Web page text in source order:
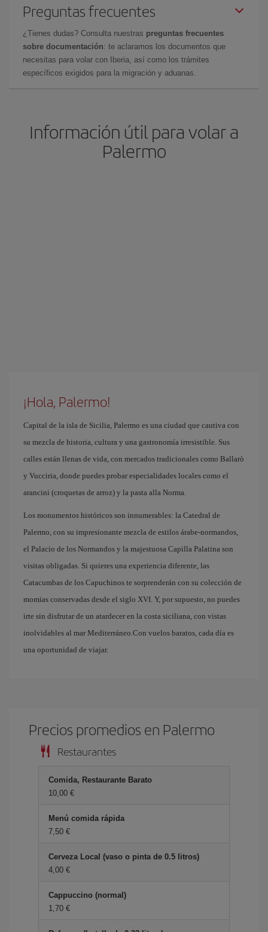
Preguntas frecuentes
¿Tienes dudas? Consulta nuestras preguntas frecuentes
sobre documentación: te aclaramos los documentos que
necesitas para volar con Iberia, así como los trámites
específicos exigidos para la migración y aduanas.
Información útil para volar a
Palermo
¡Hola, Palermo!
Capital de la isla de Sicilia, Palermo es una ciudad que cautiva con
su mezcla de historia, cultura y una gastronomía irresistible. Sus
calles están llenas de vida, con mercados tradicionales como Ballarò
y Vucciria, donde puedes probar especialidades locales como el
arancini (croquetas de arroz) y la pasta alla Norma.
Los monumentos históricos son innumerables: la Catedral de
Palermo, con su impresionante mezcla de estilos árabe-normandos,
el Palacio de los Normandos y la majestuosa Capilla Palatina son
visitas obligadas. Si quieres una experiencia diferente, las
Catacumbas de los Capuchinos te sorprenderán con su colección de
momias conservadas desde el siglo XVI. Y, por supuesto, no puedes
irte sin disfrutar de un atardecer en la costa siciliana, con vistas
inolvidables al mar Mediterráneo.Con vuelos baratos, cada día es
una oportunidad de viajar.
Precios promedios en Palermo
Restaurantes
Comida, Restaurante Barato
10,00 €
Menú comida rápida
7,50 €
Cerveza Local (vaso o pinta de 0.5 litros)
4,00 €
Cappuccino (normal)
1,70 €